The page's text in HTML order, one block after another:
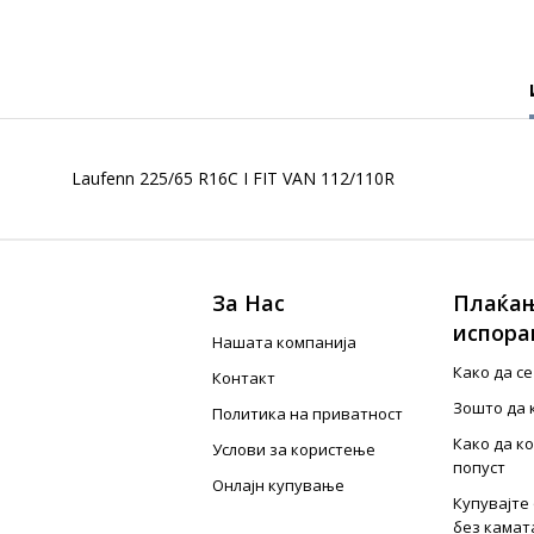
Laufenn 225/65 R16C I FIT VAN 112/110R
За Нас
Нашата компанија
Контакт
Политика на приватност
Услови за користење
Онлајн купување
Како да
Зошто да
Како да
попуст
без